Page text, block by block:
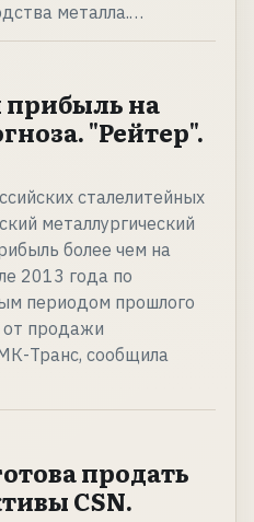
металла.…
на
"Рейтер".
сталелитейных
металлургический
более чем на
2013 года по
периодом прошлого
от продажи
Транс, сообщила
продать
CSN.